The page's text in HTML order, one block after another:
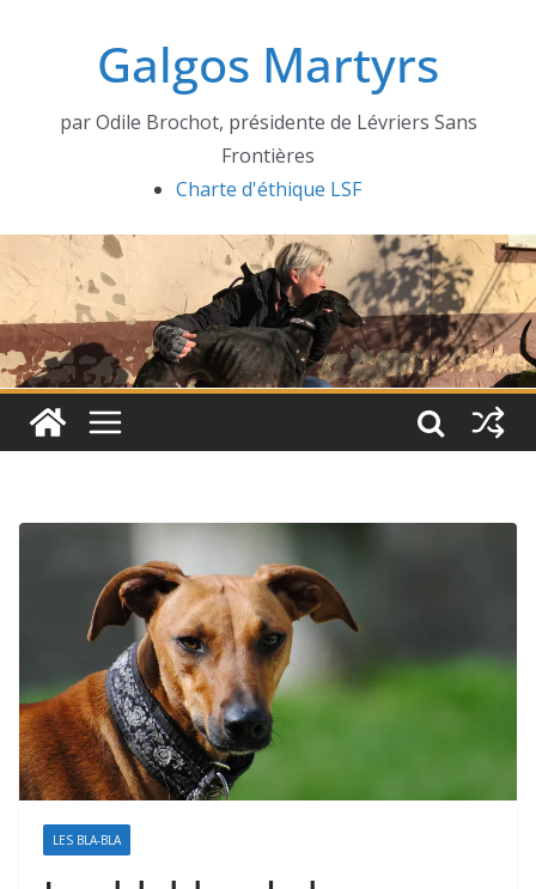
Galgos Martyrs
par Odile Brochot, présidente de Lévriers Sans
Frontières
Charte d'éthique LSF
LES BLA-BLA